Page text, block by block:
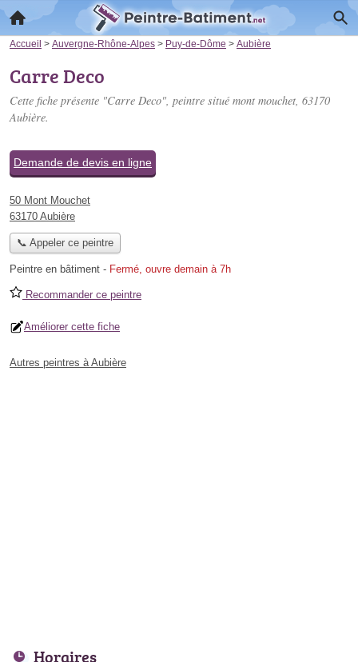
Accueil > Auvergne-Rhône-Alpes > Puy-de-Dôme > Aubière
Carre Deco
Cette fiche présente "Carre Deco", peintre situé mont mouchet, 63170
Aubière.
Demande de devis en ligne
50 Mont Mouchet
63170 Aubière
📞 Appeler ce peintre
Peintre en bâtiment - Fermé, ouvre demain à 7h
Recommander ce peintre
Améliorer cette fiche
Autres peintres à Aubière
Horaires